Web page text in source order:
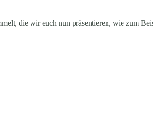
die wir euch nun präsentieren, wie zum